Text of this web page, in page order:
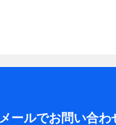
メールでお問い合わ